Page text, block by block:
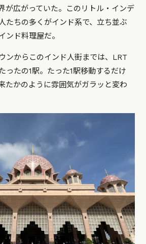
が広がっていた。このリトル・インデ
たちの多くがインド系で、立ち並ぶ
ンド料理屋だ。
ンからこのインド人街までは、LRT
ったの1駅。たった1駅移動するだけ
たかのように雰囲気がガラッと変わ